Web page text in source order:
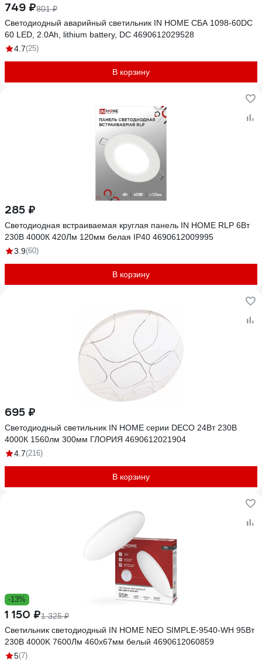
749 ₽801 ₽
Светодиодный аварийный светильник IN HOME СБА 1098-60DC
60 LED, 2.0Ah, lithium battery, DC 4690612029528
4.7(25)
В корзину
285 ₽
Светодиодная встраиваемая круглая панель IN HOME RLP 6Вт
230В 4000К 420Лм 120мм белая IP40 4690612009995
3.9(60)
В корзину
695 ₽
Светодиодный светильник IN HOME серии DECO 24Вт 230В
4000К 1560лм 300мм ГЛОРИЯ 4690612021904
4.7(216)
В корзину
-13%
1 150 ₽1 325 ₽
Светильник светодиодный IN HOME NEO SIMPLE-9540-WH 95Вт
230В 4000K 7600Лм 460x67мм белый 4690612060859
5(7)